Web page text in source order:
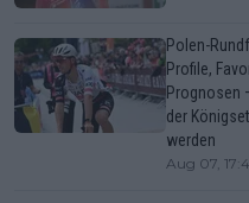
Polen-
Profile,
Prognosen
der
werden
Aug 07,